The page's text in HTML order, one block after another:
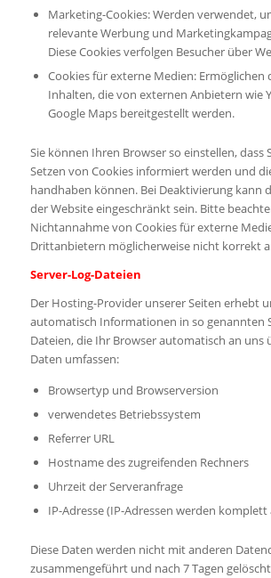
Marketing-Cookies: Werden verwendet,
relevante Werbung und
Diese Cookies verfolgen Besucher über
Cookies für externe Medien: Ermöglichen
Inhalten, die von externen Anbietern wie
Google Maps bereitgestellt werden.
Sie können Ihren Browser so einstellen, dass
Setzen von Cookies informiert werden und
handhaben können. Bei Deaktivierung kann
der Website eingeschränkt sein. Bitte
Nichtannahme von Cookies für externe
Drittanbietern möglicherweise nicht korrekt
Server-Log-Dateien
Der Hosting-Provider unserer Seiten erhebt
automatisch Informationen in so genannten
Dateien, die Ihr Browser automatisch an uns
Daten umfassen:
Browsertyp und Browserversion
verwendetes Betriebssystem
Referrer URL
Hostname des zugreifenden Rechners
Uhrzeit der Serveranfrage
IP-Adresse (IP-Adressen werden
Diese Daten werden nicht mit anderen
zusammengeführt und nach 7 Tagen